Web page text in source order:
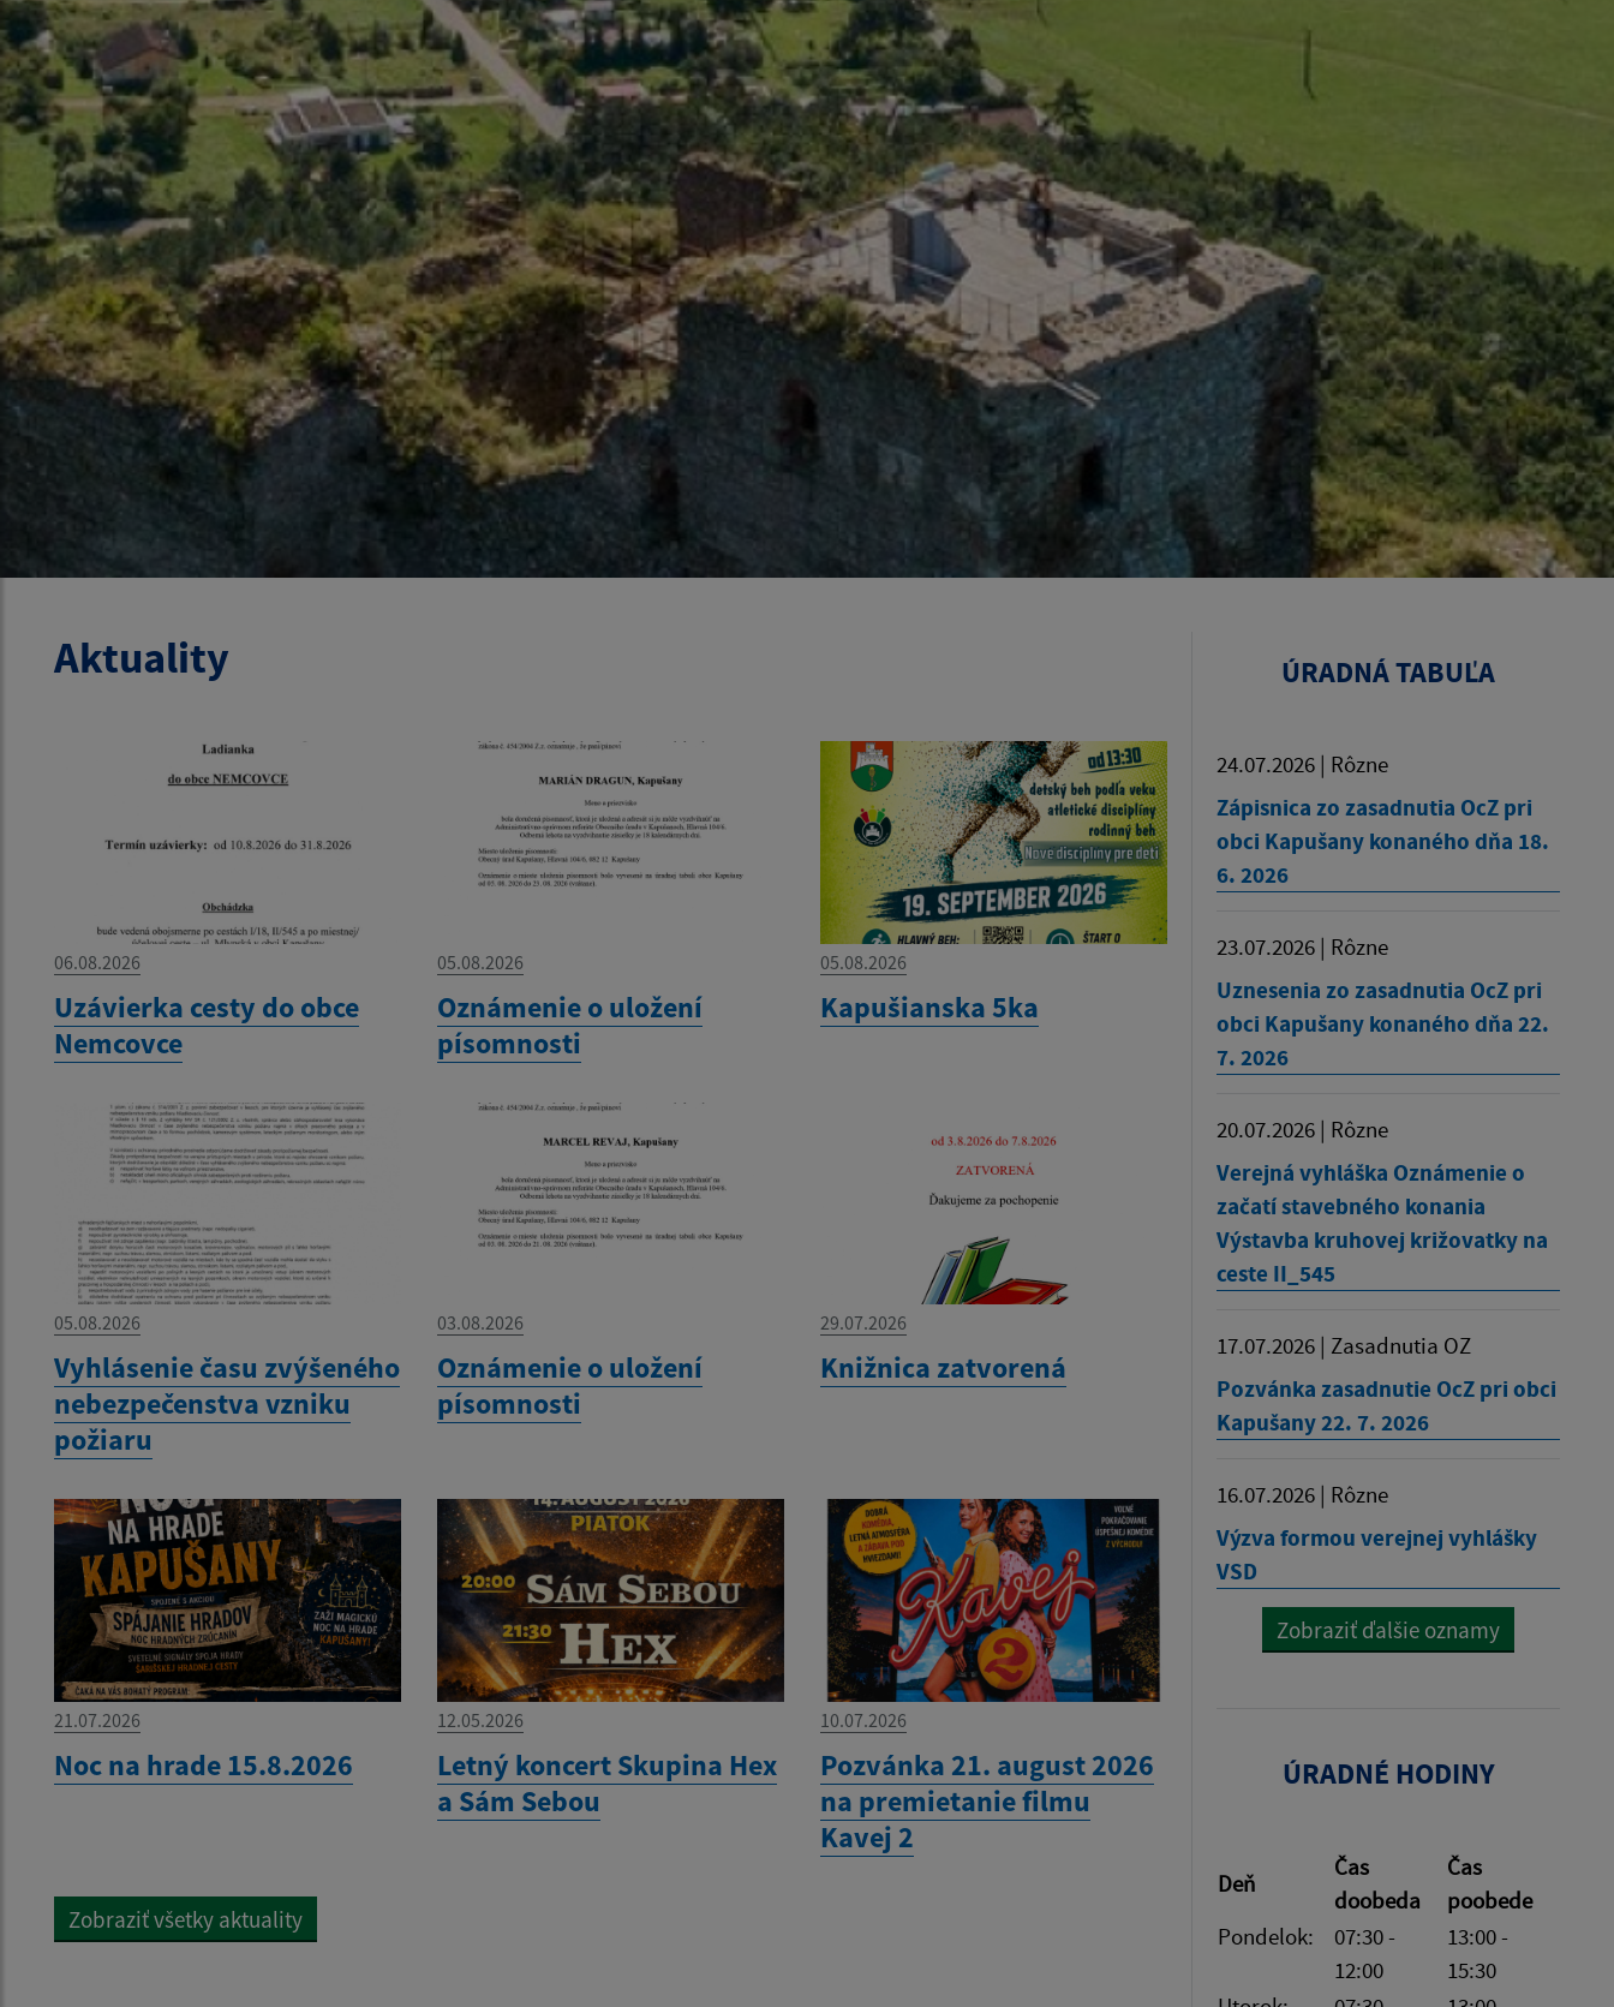
Aktuality
06.08.2026
Uzávierka cesty do obce
Nemcovce
05.08.2026
Oznámenie o uložení
písomnosti
05.08.2026
Kapušianska 5ka
05.08.2026
Vyhlásenie času zvýšeného
nebezpečenstva vzniku
požiaru
03.08.2026
Oznámenie o uložení
písomnosti
29.07.2026
Knižnica zatvorená
21.07.2026
Noc na hrade 15.8.2026
12.05.2026
Letný koncert Skupina Hex
a Sám Sebou
10.07.2026
Pozvánka 21. august 2026
na premietanie filmu
Kavej 2
Zobraziť všetky aktuality
ÚRADNÁ TABUĽA
24.07.2026 | Rôzne
Zápisnica zo zasadnutia OcZ pri
obci Kapušany konaného dňa 18.
6. 2026
23.07.2026 | Rôzne
Uznesenia zo zasadnutia OcZ pri
obci Kapušany konaného dňa 22.
7. 2026
20.07.2026 | Rôzne
Verejná vyhláška Oznámenie o
začatí stavebného konania
Výstavba kruhovej križovatky na
ceste II_545
17.07.2026 | Zasadnutia OZ
Pozvánka zasadnutie OcZ pri obci
Kapušany 22. 7. 2026
16.07.2026 | Rôzne
Výzva formou verejnej vyhlášky
VSD
Zobraziť ďalšie oznamy
ÚRADNÉ HODINY
Deň
Čas
doobeda
Čas
poobede
Pondelok:
07:30 -
12:00
13:00 -
15:30